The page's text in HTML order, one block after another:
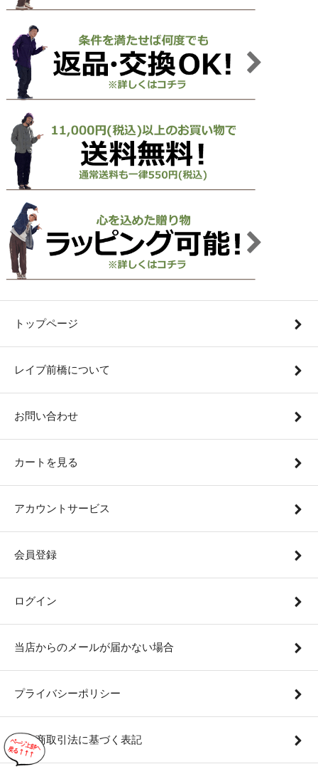
トップページ
レイブ前橋について
お問い合わせ
カートを見る
アカウントサービス
会員登録
ログイン
当店からのメールが届かない場合
プライバシーポリシー
特定商取引法に基づく表記